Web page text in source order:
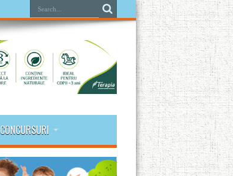
CONCURSURI